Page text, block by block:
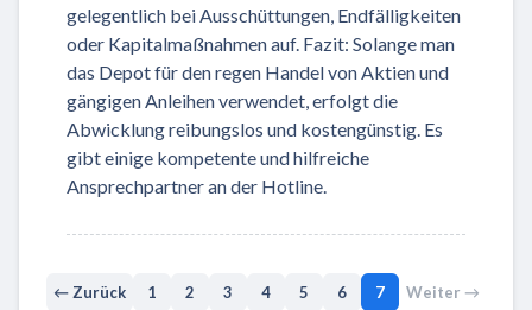
gelegentlich bei Ausschüttungen, Endfälligkeiten
oder Kapitalmaßnahmen auf. Fazit: Solange man
das Depot für den regen Handel von Aktien und
gängigen Anleihen verwendet, erfolgt die
Abwicklung reibungslos und kostengünstig. Es
gibt einige kompetente und hilfreiche
Ansprechpartner an der Hotline.
← Zurück 1 2 3 4 5 6 7 Weiter →